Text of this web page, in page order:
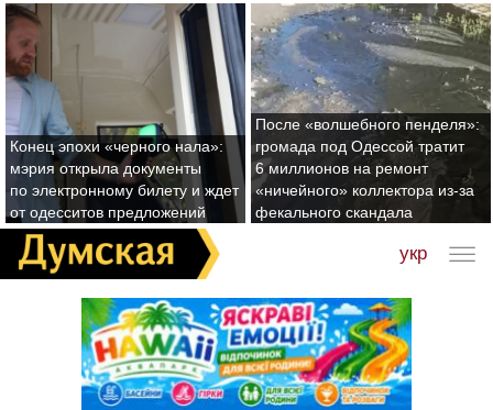
Конец эпохи «черного нала»:
мэрия открыла документы
по электронному билету и ждет
от одесситов предложений
После «волшебного пенделя»:
громада под Одессой тратит
6 миллионов на ремонт
«ничейного» коллектора из-за
фекального скандала
укр